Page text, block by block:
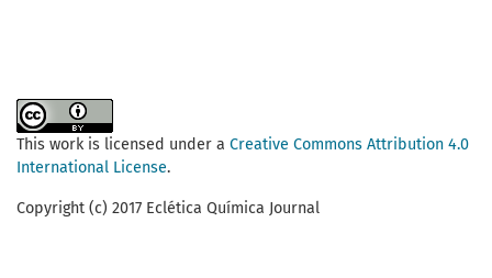
This work is licensed under a Creative Commons Attribution 4.0
International License.
Copyright (c) 2017 Eclética Química Journal